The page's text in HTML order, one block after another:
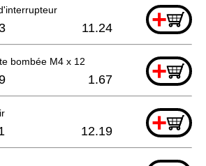
+
11.24
bombée M4 x 12 +
1.67
+
12.19